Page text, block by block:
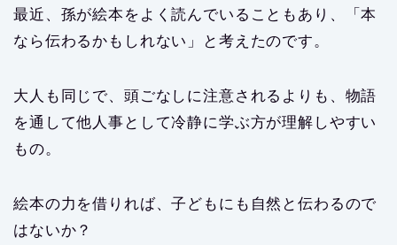
最近、孫が絵本をよく読んでいることもあり、「本
なら伝わるかもしれない」と考えたのです。
大人も同じで、頭ごなしに注意されるよりも、物語
を通して他人事として冷静に学ぶ方が理解しやすい
もの。
絵本の力を借りれば、子どもにも自然と伝わるので
はないか？